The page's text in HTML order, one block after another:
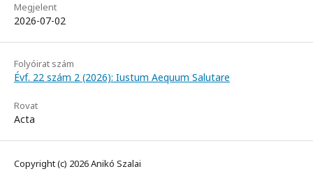
Megjelent
2026-07-02
Folyóirat szám
Évf. 22 szám 2 (2026): Iustum Aequum Salutare
Rovat
Acta
Copyright (c) 2026 Anikó Szalai